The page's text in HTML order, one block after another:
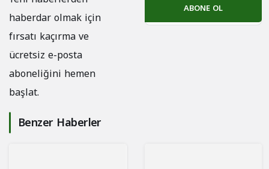
haberdar olmak için
fırsatı kaçırma ve
ücretsiz e-posta
aboneliğini hemen
başlat.
ABONE OL
Benzer Haberler